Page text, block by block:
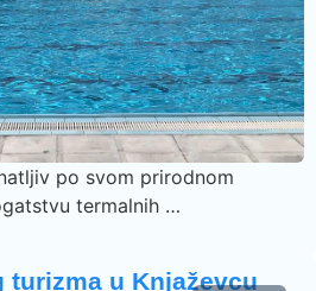
po svom prirodnom
termalnih …
turizma u Knjaževcu